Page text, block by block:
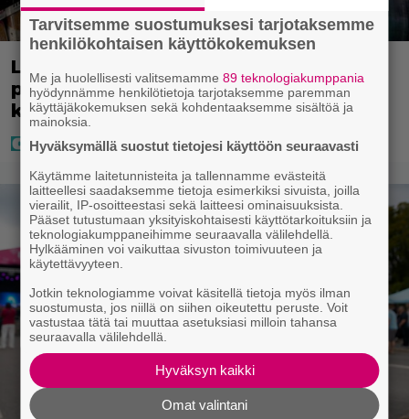
Lapset ostivat isälle lahjaksi arvan –
päävoitto tuli, mutta miten sitten
kävikään
Tarvitsemme suostumuksesi tarjotaksemme
henkilökohtaisen käyttökokemuksen
Me ja huolellisesti valitsemamme89 teknologiakumppania
hyödynnämme henkilötietoja tarjotaksemme paremman
käyttäjäkokemuksen sekä kohdentaaksemme sisältöä ja
mainoksia.
Hyväksymällä suostut tietojesi käyttöön seuraavasti
Käytämme laitetunnisteita ja tallennamme evästeitä
laitteellesi saadaksemme tietoja esimerkiksi sivuista, joilla
vierailit, IP-osoitteestasi sekä laitteesi ominaisuuksista.
Pääset tutustumaan yksityiskohtaisesti käyttötarkoituksiin ja
teknologiakumppaneihimme seuraavalla välilehdellä.
Hylkääminen voi vaikuttaa sivuston toimivuuteen ja
käytettävyyteen.
Jotkin teknologiamme voivat käsitellä tietoja myös ilman
suostumusta, jos niillä on siihen oikeutettu peruste. Voit
vastustaa tätä tai muuttaa asetuksiasi milloin tahansa
seuraavalla välilehdellä.
Hyväksyn kaikki
Omat valintani